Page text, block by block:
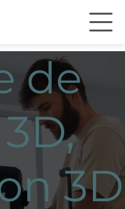
de
3D